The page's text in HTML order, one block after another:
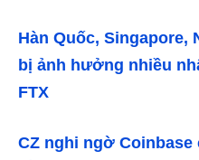
Hàn Quốc, Singapore,
bị ảnh hưởng nhiều
FTX
CZ nghi ngờ